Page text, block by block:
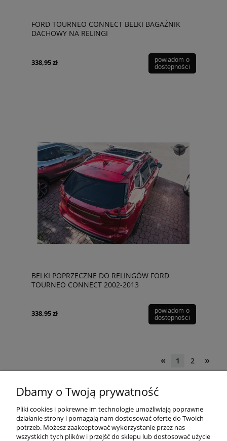
FORD TOURNEO CONNECT BELKI BAGAŻNIK
DACHOWY NA RELINGI
338,95 zł
powiadom o
dostępności
BELKI POPRZECZNE DO RELINGÓW FORD
TOURNEO CONNECT 2002-2013
338,95 zł
powiadom o
dostępności
« 1 2 »
POMOC
Dbamy o Twoją prywatność
Pliki cookies i pokrewne im technologie umożliwiają poprawne
działanie strony i pomagają nam dostosować ofertę do Twoich
potrzeb. Możesz zaakceptować wykorzystanie przez nas
wszystkich tych plików i przejść do sklepu lub dostosować użycie